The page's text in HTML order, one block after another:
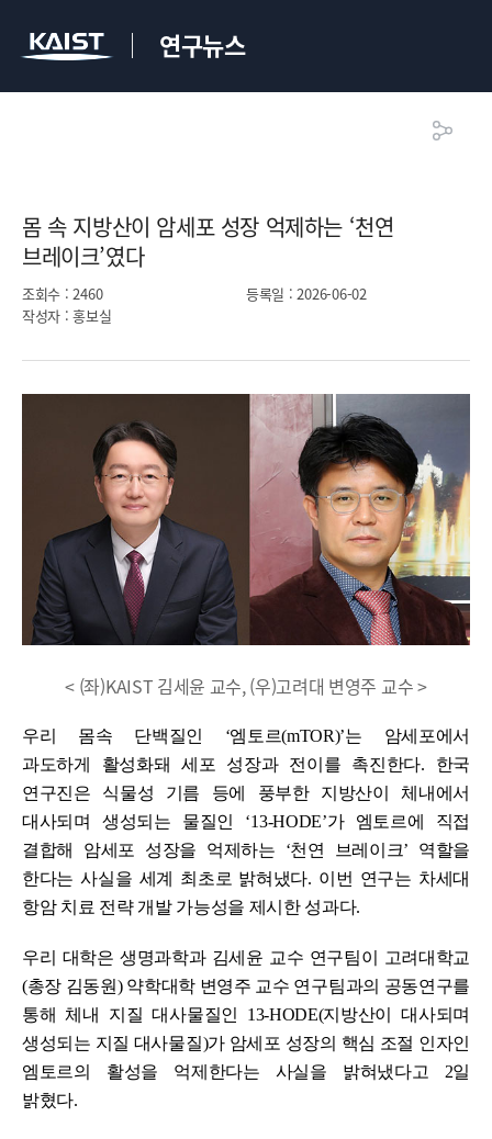
연구뉴스
몸 속 지방산이 암세포 성장 억제하는 ‘천연
브레이크’였다​
조회수 : 2460 등록일 : 2026-06-02
작성자 : 홍보실
< (좌)KAIST 김세윤 교수, (우)고려대 변영주 교수 >
우리 몸속 단백질인 ‘엠토르(mTOR)’는 암세포에서
과도하게 활성화돼 세포 성장과 전이를 촉진한다. 한국
연구진은 식물성 기름 등에 풍부한 지방산이 체내에서
대사되며 생성되는 물질인 ‘13-HODE’가 엠토르에 직접
결합해 암세포 성장을 억제하는 ‘천연 브레이크’ 역할을
한다는 사실을 세계 최초로 밝혀냈다. 이번 연구는 차세대
항암 치료 전략 개발 가능성을 제시한 성과다.
우리 대학은 생명과학과 김세윤 교수 연구팀이 고려대학교
(총장 김동원) 약학대학 변영주 교수 연구팀과의 공동연구를
통해 체내 지질 대사물질인 13-HODE(지방산이 대사되며
생성되는 지질 대사물질)가 암세포 성장의 핵심 조절 인자인
엠토르의 활성을 억제한다는 사실을 밝혀냈다고 2일
밝혔다.